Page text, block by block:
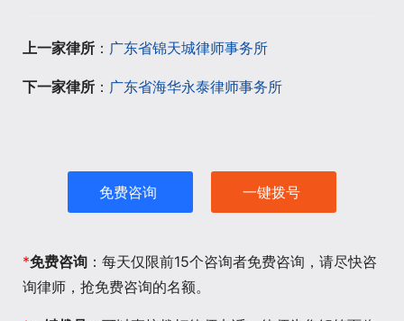
上一家律所 ： 广东省锦天城律师事务所
下一家律所 ： 广东省海华永泰律师事务所
免费咨询 一键拨号
*免费咨询 ：每天仅限前15个咨询者免费咨询，请尽快咨
询律师，抢免费咨询的名额。